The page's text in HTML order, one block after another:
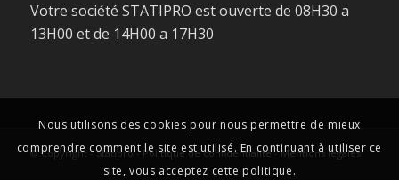
Votre société STATIPRO est ouverte de 08H30 a
13H00 et de 14H00 a 17H30
© Copyright - Statipro - Politique de confidentialité-Mentions légales
Nous utilisons des cookies pour nous permettre de mieux
comprendre comment le site est utilisé. En continuant à utiliser ce
site, vous acceptez cette politique.